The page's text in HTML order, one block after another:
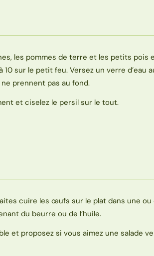
les pommes de terre et les petits pois
sur le petit feu. Versez un verre d’eau
prennent pas au fond.
et ciselez le persil sur le tout.
cuire les œufs sur le plat dans une ou
du beurre ou de l’huile.
et proposez si vous aimez une salade